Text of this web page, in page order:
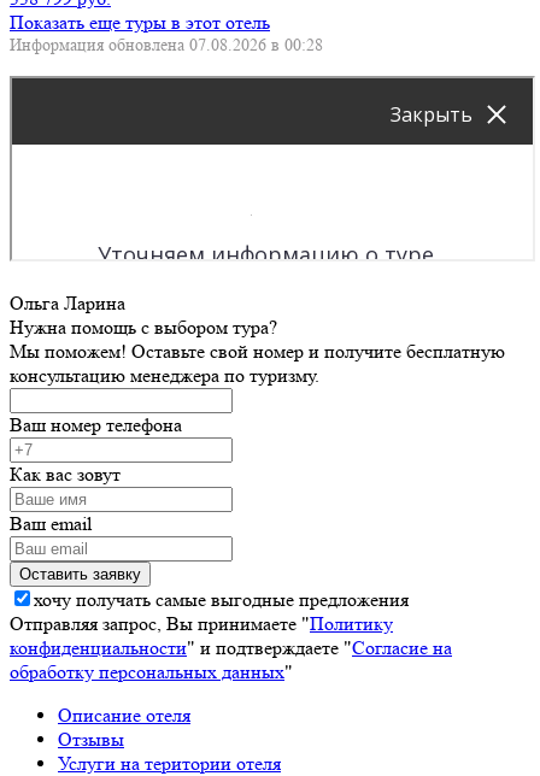
Показать еще туры в этот отель
Информация обновлена 07.08.2026 в 00:28
Ольга Ларина
Нужна помощь с выбором тура?
Мы поможем! Оставьте свой номер и получите бесплатную
консультацию менеджера по туризму.
Ваш номер телефона
Как вас зовут
Ваш email
хочу получать самые выгодные предложения
Отправляя запрос, Вы принимаете "Политику
конфиденциальности" и подтверждаете "Согласие на
обработку персональных данных"
Описание отеля
Отзывы
Услуги на територии отеля